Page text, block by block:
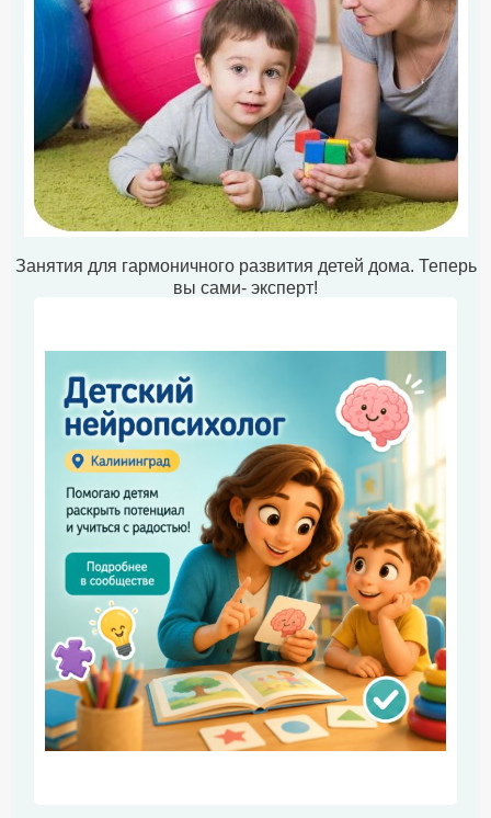
Занятия для гармоничного развития детей дома. Теперь
вы сами- эксперт!